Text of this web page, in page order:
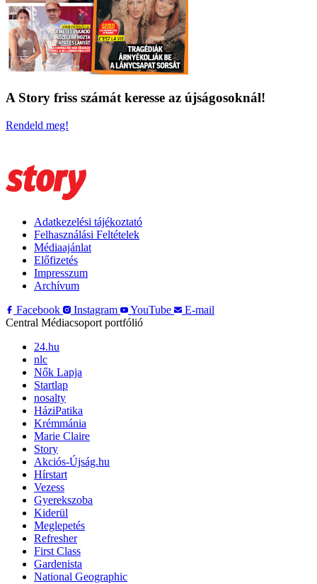
A Story friss számát keresse az újságosoknál!
Rendeld meg!
Adatkezelési tájékoztató
Felhasználási Feltételek
Médiaajánlat
Előfizetés
Impresszum
Archívum
Facebook
Instagram YouTube
E-mail
Central Médiacsoport portfólió
24.hu
nlc
Nők Lapja
Startlap
nosalty
HáziPatika
Krémmánia
Marie Claire
Story
Akciós-Újság.hu
Hírstart
Vezess
Gyerekszoba
Kiderül
Meglepetés
Refresher
First Class
Gardenista
National Geographic